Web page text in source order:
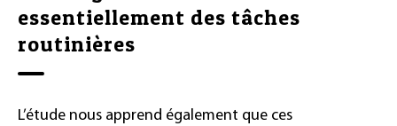
essentiellement des tâches
routinières
L’étude nous apprend également que ces